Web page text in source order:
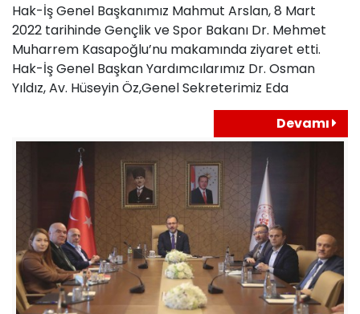
Hak-İş Genel Başkanımız Mahmut Arslan, 8 Mart
2022 tarihinde Gençlik ve Spor Bakanı Dr. Mehmet
Muharrem Kasapoğlu’nu makamında ziyaret etti.
Hak-İş Genel Başkan Yardımcılarımız Dr. Osman
Yıldız, Av. Hüseyin Öz,Genel Sekreterimiz Eda
Devamı